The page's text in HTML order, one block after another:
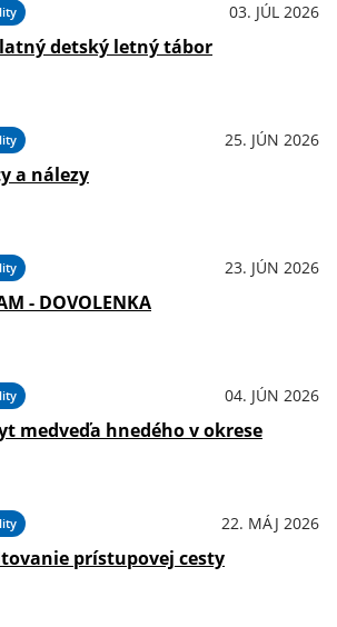
03. JÚL 2026
detský letný tábor
25. JÚN 2026
a nálezy
23. JÚN 2026
- DOVOLENKA
04. JÚN 2026
medveďa hnedého v okrese
22. MÁJ 2026
prístupovej cesty